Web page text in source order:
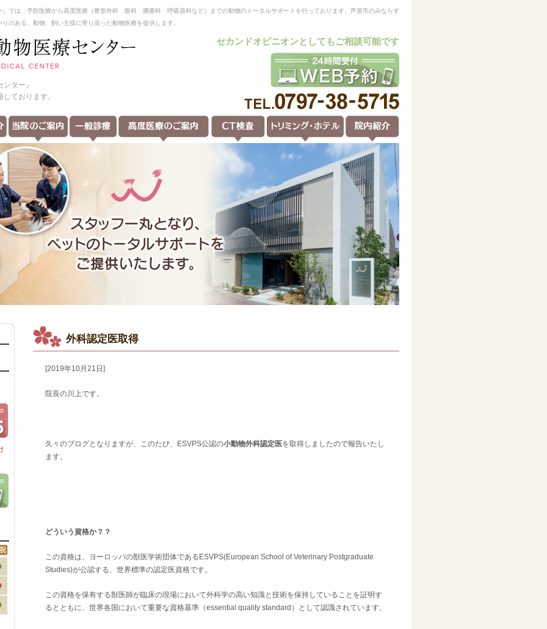
』では、予防医療から高度医療（整形外科 眼科 腫瘍科 呼吸器科など）までの動物のトータルサポートを行っております。芦屋市のみならず
のある、動物、飼い主様に寄り添った動物医療を提供します。
セカンドオピニオンとしてもご相談可能です
ター』
ております。
外科認定医取得
[2019年10月21日]
院長の川上です。
久々のブログとなりますが、このたび、ESVPS公認の小動物外科認定医を取得しましたので報告いたし
ます。
どういう資格か？？
この資格は、ヨーロッパの獣医学術団体であるESVPS(European School of Veterinary Postgraduate
Studies)が公認する、世界標準の認定医資格です。
この資格を保有する獣医師が臨床の現場において外科学の高い知識と技術を保持していることを証明す
るとともに、世界各国において重要な資格基準（essential quality standard）として認識されています。